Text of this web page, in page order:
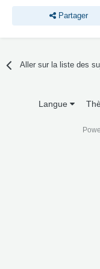
Partager
Aller sur la liste des
Langue